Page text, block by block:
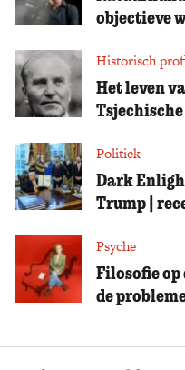
objectieve
Historisch
Het leven
Politiek
Dark
Trump |
Psyche
Filosofie op
de